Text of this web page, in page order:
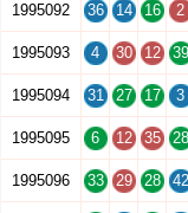
1995092 36 14 16 2
1995093 4 30 12 39
1995094 31 27 17 3
1995095 6 12 35 28
1995096 33 29 28 42